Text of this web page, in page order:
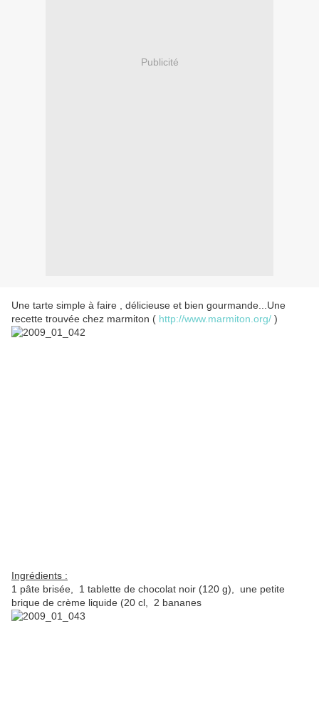
Publicité
Une tarte simple à faire , délicieuse et bien gourmande...Une
recette trouvée chez marmiton ( http://www.marmiton.org/ )
Ingrédients :
1 pâte brisée, 1 tablette de chocolat noir (120 g), une petite
brique de crème liquide (20 cl, 2 bananes